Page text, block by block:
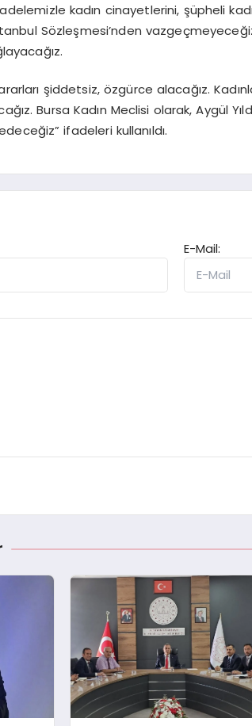
kadın cinayetlerini, şüpheli
Sözleşmesi’nden
şiddetsiz, özgürce alacağız.
Bursa Kadın Meclisi olarak, Aygül
ifadeleri kullanıldı.
E-Mail: